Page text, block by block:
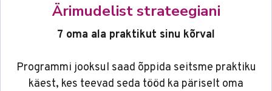
Ärimudelist strateegiani
7 oma ala praktikut sinu kõrval
Programmi jooksul saad õppida seitsme praktiku
käest, kes teevad seda tööd ka päriselt oma